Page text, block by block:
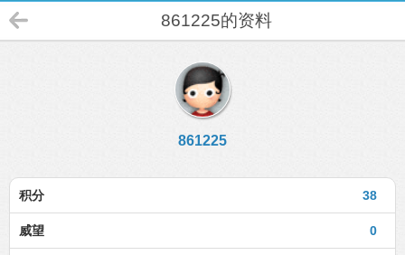
861225的资料
861225
38
积分
0
威望